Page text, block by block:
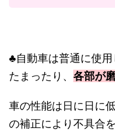
♣自動車は普通に使
たまったり、 各部が
車の性能は日に日に
の補正により不具合